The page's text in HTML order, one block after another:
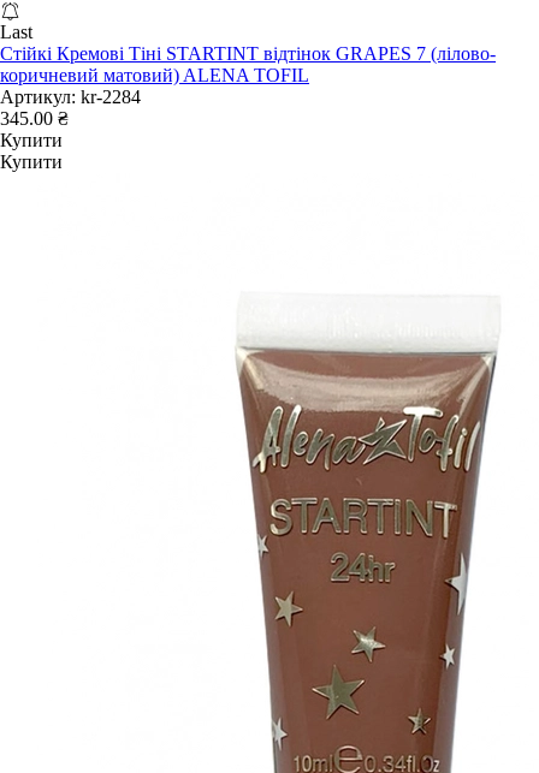
Last
Стійкі Кремові Тіні STARTINT відтінок GRAPES 7 (лілово-
коричневий матовий) ALENA TOFIL
Артикул: kr-2284
345.00 ₴
Купити
Купити